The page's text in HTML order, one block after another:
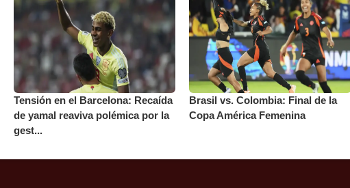
Tensión en el Barcelona: Recaída
de yamal reaviva polémica por la
gest...
Brasil vs. Colombia: Final de la
Copa América Femenina